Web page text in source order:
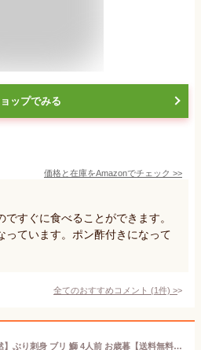
ップでみる
価格と在庫をAmazonでチェック >>
すぐに食べることができます。
っています。ポン酢付きになって
全てのおすすめコメント (1件) >
ぶりしゃぶ セット【天然】ぶり刺身 ブリ 鰤 4人前 お歳暮【送料無料】野菜を用意するだけ しゃぶしゃぶ 北海道産【寒ぶり】うまトロ600g血合い処理済養殖物では味わえない天然の旨みとコク【寒ブリ】10キロ以上物厳選ぽん酢特製出汁ラーメン400gレシピ付 御祝 ギフト